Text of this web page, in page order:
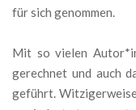
für sich genommen.
Mit so vielen
gerechnet und auch
geführt.